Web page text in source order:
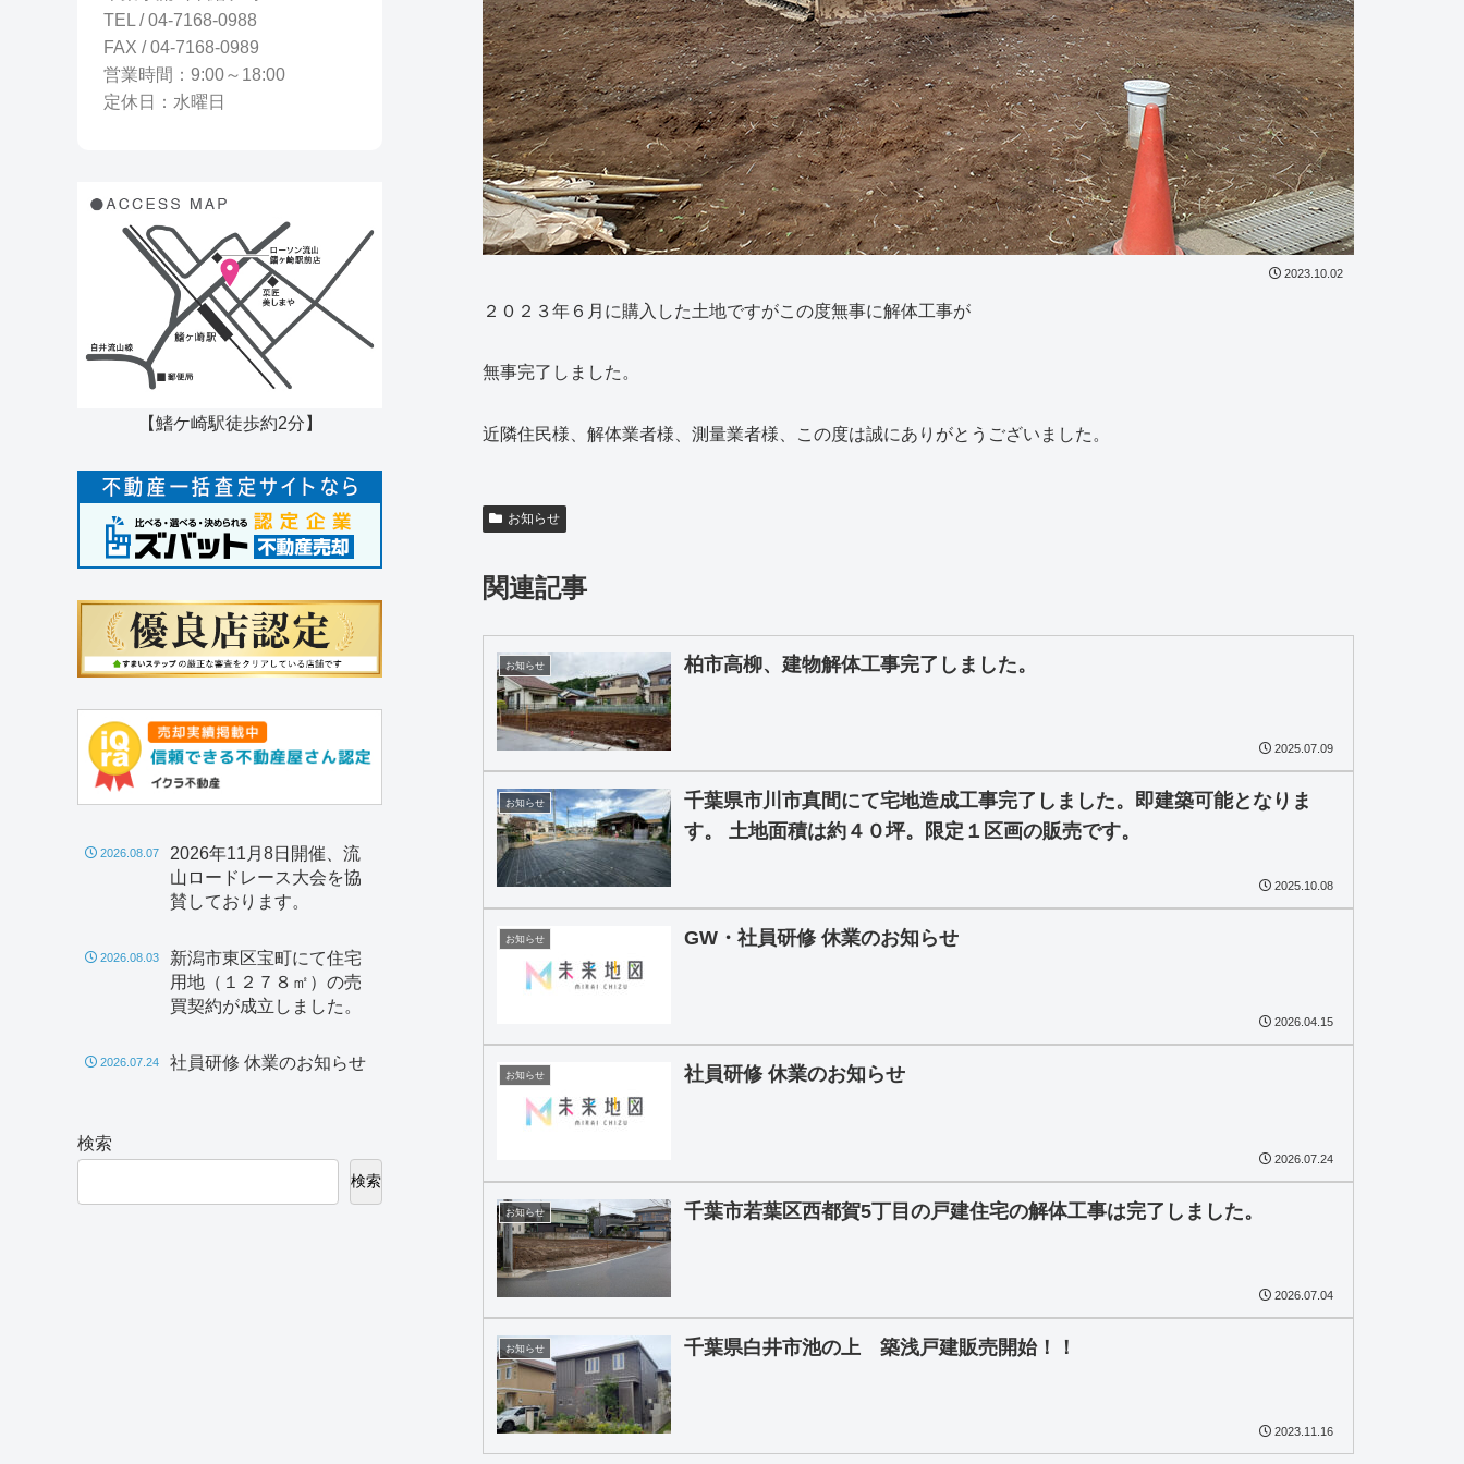
2023.10.02
２０２３年６月に購入した土地ですがこの度無事に解体工事が
無事完了しました。
近隣住民様、解体業者様、測量業者様、この度は誠にありがとうございました。
お知らせ
関連記事
お知らせ 柏市高柳、建物解体工事完了しました。
2025.07.09
お知らせ
千葉県市川市真間にて宅地造成工事完了しました。即建築可能となりま
す。 土地面積は約４０坪。限定１区画の販売です。
2025.10.08
お知らせ GW・社員研修 休業のお知らせ
2026.04.15
お知らせ 社員研修 休業のお知らせ
2026.07.24
お知らせ 千葉市若葉区西都賀5丁目の戸建住宅の解体工事は完了しました。
2026.07.04
お知らせ 千葉県白井市池の上 築浅戸建販売開始！！
2023.11.16
TEL / 04-7168-0988
FAX / 04-7168-0989
営業時間：9:00～18:00
定休日：水曜日
【鰭ケ崎駅徒歩約2分】
2026年11月8日開催、流
山ロードレース大会を協
賛しております。
2026.08.07
新潟市東区宝町にて住宅
用地（１２７８㎡）の売
買契約が成立しました。
2026.08.03
社員研修 休業のお知らせ
2026.07.24
検索
検索